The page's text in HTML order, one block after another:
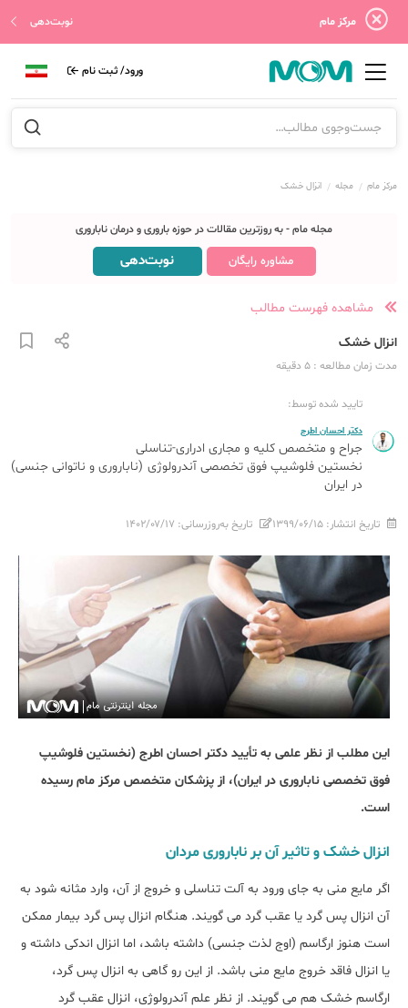
مرکز مام نوبت‌دهی
ورود/ ثبت نام
مرکز مام مجله انزال خشک
مجله مام - به روزترین مقالات در حوزه باروری و درمان ناباروری
مشاوره رایگان نوبت‌دهی
مشاهده فهرست مطالب
انزال خشک
مدت زمان مطالعه : 5 دقیقه
تایید شده توسط:
دکتر احسان اطرج
جراح و متخصص کلیه و مجاری ادراری-تناسلی
نخستین فلوشیپ فوق تخصصی آندرولوژی (ناباروری و ناتوانی جنسی)
در ایران
تاریخ انتشار: ۱۳۹۹/۰۶/۱۵ تاریخ به‌روزرسانی: ۱۴۰۲/۰۷/۱۷
این مطلب از نظر علمی به تأیید دکتر احسان اطرج (نخستین فلوشیپ
فوق تخصصی ناباروری در ایران)، از پزشکان متخصص مرکز مام رسیده
است.
انزال خشک و تاثیر آن بر ناباروری مردان
اگر مایع منی به جای ورود به آلت تناسلی و خروج از آن، وارد مثانه شود به
آن انزال پس گرد یا عقب گرد می گویند. هنگام انزال پس گرد بیمار ممکن
است هنوز ارگاسم (اوج لذت جنسی) داشته باشد، اما انزال اندکی داشته و
یا انزال فاقد خروج مایع منی باشد. از این رو گاهی به انزال پس گرد،
ارگاسم خشک هم می گویند. از نظر علم آندرولوژی، انزال عقب گرد